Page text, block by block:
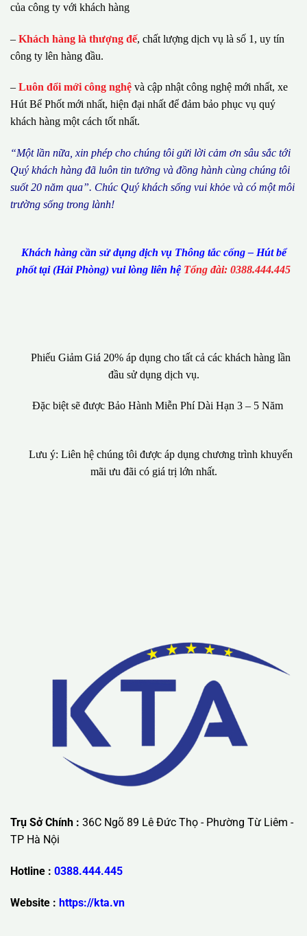
của công ty với khách hàng
– Khách hàng là thượng đế, chất lượng dịch vụ là số 1, uy tín
công ty lên hàng đầu.
– Luôn đổi mới công nghệ và cập nhật công nghệ mới nhất, xe
Hút Bể Phốt mới nhất, hiện đại nhất để đảm bảo phục vụ quý
khách hàng một cách tốt nhất.
“Một lần nữa, xin phép cho chúng tôi gửi lời cảm ơn sâu sắc tới
Quý khách hàng đã luôn tin tưởng và đồng hành cùng chúng tôi
suốt 20 năm qua”. Chúc Quý khách sống vui khỏe và có một môi
trường sống trong lành!
Khách hàng cần sử dụng dịch vụ Thông tắc cống – Hút bể
phốt tại (Hải Phòng) vui lòng liên hệ Tổng đài: 0388.444.445
Lưu ý: Liên hệ chúng tôi được áp dụng chương trình khuyến
mãi ưu đãi có giá trị lớn nhất.